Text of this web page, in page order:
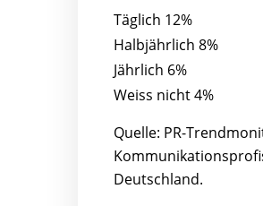
Täglich 12%
Halbjährlich 8%
Jährlich 6%
Weiss nicht 4%
Quelle: PR-
Deutschland.